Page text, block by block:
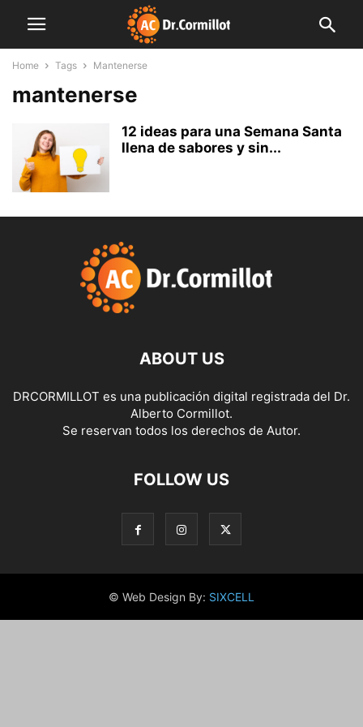
Home Tags Mantenerse
mantenerse
12 ideas para una Semana Santa
llena de sabores y sin...
ABOUT US
DRCORMILLOT es una publicación digital registrada del Dr.
Alberto Cormillot.
Se reservan todos los derechos de Autor.
FOLLOW US
© Web Design By: SIXCELL